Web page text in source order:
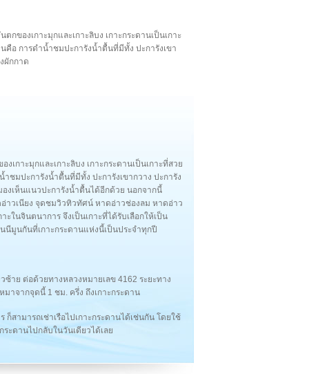
ของเกาะมุกและเกาะลิบง เกาะกระดานเป็นเกาะ
คือ การดำน้ำชมปะการังน้ำตื้นที่มีทั้ง ปะการังเขา
ผักกาด
กาะมุกและเกาะลิบง เกาะกระดานเป็นเกาะที่สวย
ชมปะการังน้ำตื้นที่มีทั้ง ปะการังเขากวาง ปะการัง
งเห็นแนวปะการังน้ำตื้นได้อีกด้วย นอกจากนี้
าวเนียง จุดชมวิวทิวทัศน์ หาดอ่าวช่องลม หาดอ่าว
ะในจินตนาการ จึงเป็นเกาะที่ได้รับเลือกให้เป็น
มูนกันที่เกาะกระดานแห่งนี้เป็นประจำทุกปี
ซ้าย ต่อด้วยทางหลวงหมายเลข 4162 ระยะทาง
มาจากจุดนี้ 1 ชม. ครึ่ง ถึงเกาะกระดาน
สามารถเช่าเรือไปเกาะกระดานได้เช่นกัน โดยใช้
ระดานไปกลับในวันเดียวได้เลย